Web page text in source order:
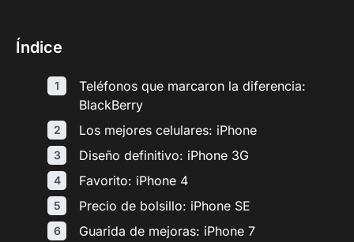
Índice
Teléfonos que marcaron la diferencia:
BlackBerry
Los mejores celulares: iPhone
Diseño definitivo: iPhone 3G
Favorito: iPhone 4
Precio de bolsillo: iPhone SE
Guarida de mejoras: iPhone 7